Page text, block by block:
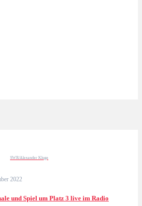
SWR/Alexander Kluge
2022
und Spiel um Platz 3 live im Radio